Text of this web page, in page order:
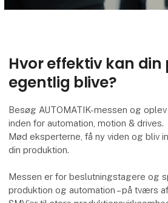
Hvor effektiv kan
egentlig blive?
Besøg AUTOMATIK-messen og
inden for automation, motion & drives.
Mød eksperterne, få ny viden og bliv
din produktion.
Messen er for beslutningstagere og
produktion og automation – på tværs